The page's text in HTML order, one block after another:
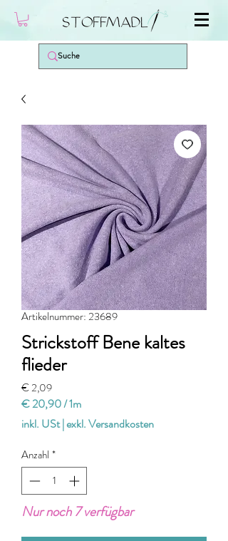
Artikelnummer: 23689
Strickstoff Bene kaltes
flieder
€ 2,09Preis
€ 20,90/1m
€ 20,90
pro
1
Meter
inkl. USt|exkl. Versandkosten
Anzahl *
Nur noch 7 verfügbar